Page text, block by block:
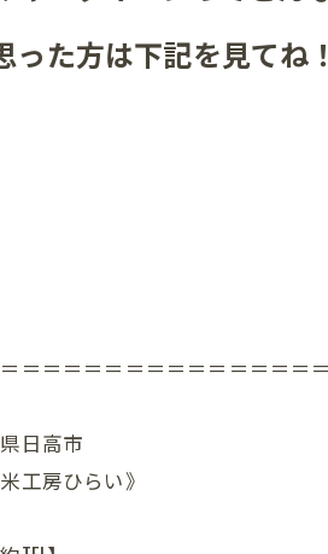
った方は下記を見てね！
＝＝＝＝＝＝＝＝＝＝＝＝＝＝
日高市
工房ひらい》